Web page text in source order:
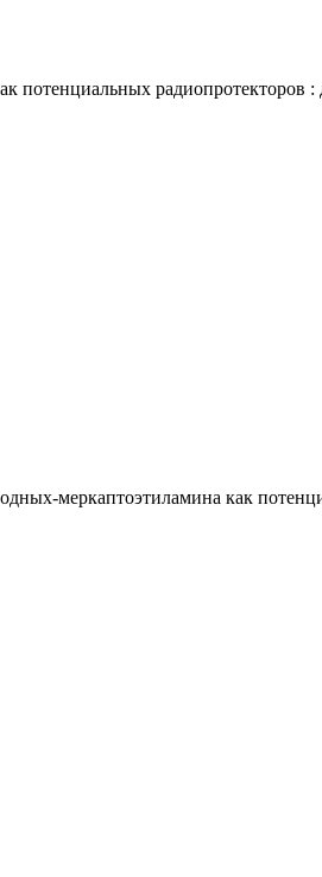
радиопротекторов
меркаптоэтиламина как